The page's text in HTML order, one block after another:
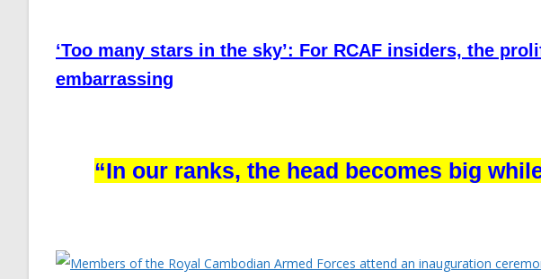
‘Too many stars in the sky’: For RCAF insiders, the
embarrassing
“In our ranks, the head becomes big